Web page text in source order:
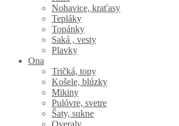
Nohavice, kraťasy
Tepláky
Topánky
Saká , vesty
Plavky
Ona
Tričká, topy
Košele, blúzky
Mikiny
Pulóvre, svetre
Šaty, sukne
Overaly